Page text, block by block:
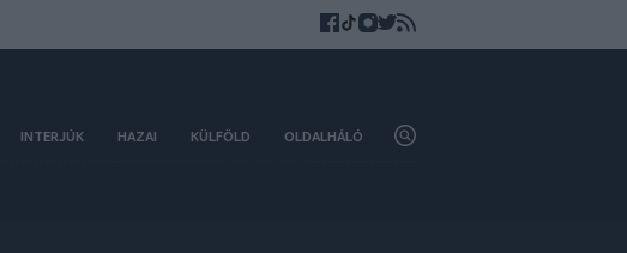
INTERJÚK HAZAI KÜLFÖLD OLDALHÁLÓ